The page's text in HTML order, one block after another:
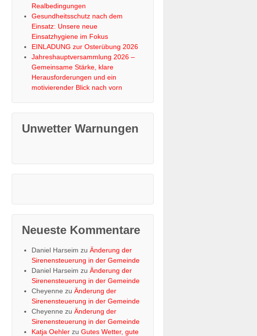
Realbedingungen
Gesundheitsschutz nach dem
Einsatz: Unsere neue
Einsatzhygiene im Fokus
EINLADUNG zur Osterübung 2026
Jahreshauptversammlung 2026 –
Gemeinsame Stärke, klare
Herausforderungen und ein
motivierender Blick nach vorn
Unwetter Warnungen
Neueste Kommentare
Daniel Harseim zuÄnderung der
Sirenensteuerung in der Gemeinde
Daniel Harseim zuÄnderung der
Sirenensteuerung in der Gemeinde
Cheyenne zuÄnderung der
Sirenensteuerung in der Gemeinde
Cheyenne zuÄnderung der
Sirenensteuerung in der Gemeinde
Katja Oehler zuGutes Wetter, gute